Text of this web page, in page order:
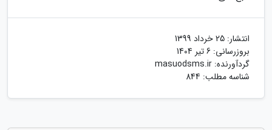
انتشار: 25 خرداد 1399
بروزرسانی: 6 تیر 1404
گردآورنده: masuodsms.ir
شناسه مطلب: 844